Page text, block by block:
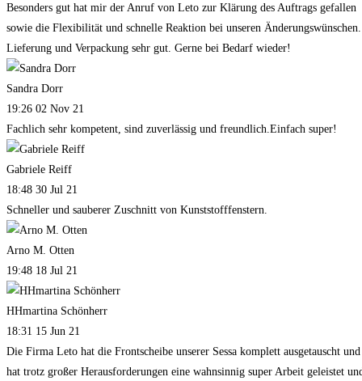
Besonders gut hat mir der Anruf von Leto zur Klärung des Auftrags gefallen
sowie die Flexibilität und schnelle Reaktion bei unseren Änderungswünschen.
Lieferung und Verpackung sehr gut. Gerne bei Bedarf wieder!
Sandra Dorr
19:26 02 Nov 21
Fachlich sehr kompetent, sind zuverlässig und freundlich.Einfach super!
Gabriele Reiff
18:48 30 Jul 21
Schneller und sauberer Zuschnitt von Kunststofffenstern.
Arno M. Otten
19:48 18 Jul 21
HHmartina Schönherr
18:31 15 Jun 21
Die Firma Leto hat die Frontscheibe unserer Sessa komplett ausgetauscht und
hat trotz großer Herausforderungen eine wahnsinnig super Arbeit geleistet